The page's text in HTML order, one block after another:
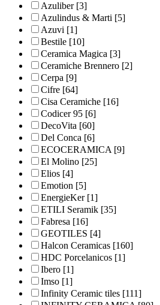
Azuliber[3]
Azulindus & Marti [5]
Azuvi [1]
Bestile [10]
Ceramica Magica [3]
Ceramiche Brennero [2]
Cerpa [9]
Cifre [64]
Cisa Ceramiche [16]
Codicer 95 [6]
DecoVita [60]
Del Conca [6]
ECOCERAMICA[9]
El Molino [25]
Elios [4]
Emotion [5]
EnergieKer[1]
ETILI Seramik [35]
Fabresa [16]
GEOTILES [4]
Halcon Ceramicas [160]
HDC Porcelanicos [1]
Ibero [1]
Imso [1]
Infinity Ceramic tiles [111]